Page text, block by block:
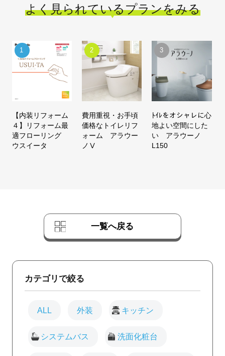
よく見られているプランをみる
【内装リフォーム
４】リフォーム最
適フローリング
ウスイータ
費用重視・お手頃
価格なトイレリフ
ォーム アラウー
ノⅤ
ﾄｲﾚをオシャレに心
地よい空間にした
い アラウーノ
L150
一覧へ戻る
カテゴリで絞る
ALL 外装 キッチン
システムバス 洗面化粧台